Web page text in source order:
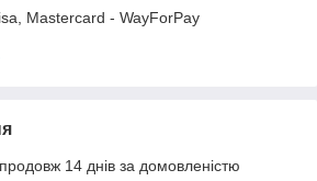
Mastercard - WayForPay
14 днів за домовленістю